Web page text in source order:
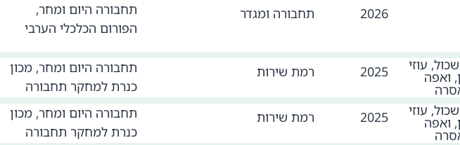
2026 תחבורה ומגדר
תחבורה היום ומחר,
הפורום הכלכלי הערבי
עוזי
ואפה 2025 רמת שירות
תחבורה היום ומחר, מכון
כנרת למחקר תחבורה
עוזי
ואפה 2025 רמת שירות
תחבורה היום ומחר, מכון
כנרת למחקר תחבורה